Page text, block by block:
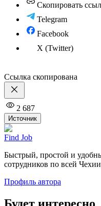
Скопировать
Telegram
Facebook
X (Twitter)
Ссылка скопирована
2 687
Источник
Find Job
Быстрый, простой и
сотрудников по всей
Профиль автора